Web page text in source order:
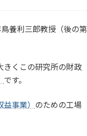
養利三郎教授（後の第
きくこの研究所の財政
です。
事業） のための工場